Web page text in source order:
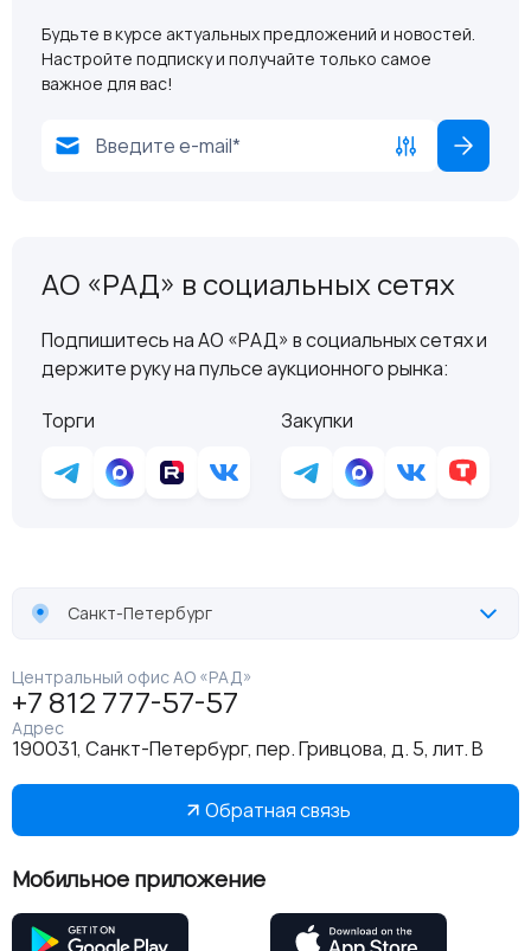
Будьте в курсе актуальных предложений и новостей.
Настройте подписку и получайте только самое
важное для вас!
АО «РАД» в социальных сетях
Подпишитесь на АО «РАД» в социальных сетях и
держите руку на пульсе аукционного рынка:
Торги
Закупки
Санкт-Петербург
Центральный офис АО «РАД»
+7 812 777-57-57
Адрес
190031, Санкт-Петербург, пер. Гривцова, д. 5, лит. В
Обратная связь
Мобильное приложение